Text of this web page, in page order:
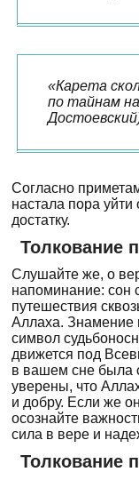
«Карета
по тайнам
Согласно
настала пора уйти
достатку.
Толкование
Слушайте же, о
напоминание: сон
путешествия
Аллаха. Знамение
символ
движется под
в вашем сне была
уверены, что
и добру. Если же
осознайте
сила в вере и
Толкование